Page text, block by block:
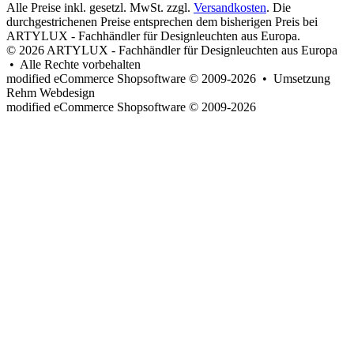
Alle Preise inkl. gesetzl. MwSt. zzgl. Versandkosten. Die
durchgestrichenen Preise entsprechen dem bisherigen Preis bei
ARTYLUX - Fachhändler für Designleuchten aus Europa.
© 2026 ARTYLUX - Fachhändler für Designleuchten aus Europa
• Alle Rechte vorbehalten
modified eCommerce Shopsoftware © 2009-2026 • Umsetzung
Rehm Webdesign
modified eCommerce Shopsoftware © 2009-2026